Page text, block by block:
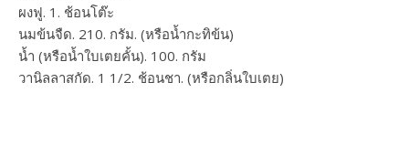
ผงฟู. 1. ช้อนโต๊ะ
นมข้นจืด. 210. กรัม. (หรือน้ำกะทิข้น)
น้ำ (หรือน้ำใบเตยคั้น). 100. กรัม
วานิลลาสกัด. 1 1/2. ช้อนชา. (หรือกลิ่นใบเตย)